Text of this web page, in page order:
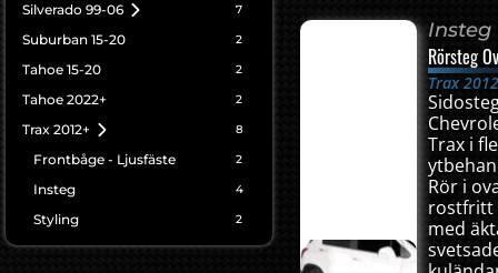
Silverado 99-06 7
Suburban 15-20 2
Tahoe 15-20 2
Tahoe 2022+ 2
Trax 2012+ 8
Frontbåge - Ljusfäste 2
Insteg 4
Styling 2
Insteg
Rörsteg
Trax
Trax i
Rör i
rostfritt
med